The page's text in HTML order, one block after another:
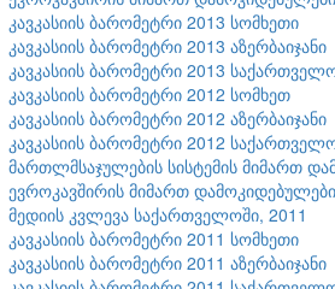
კავკასიის ბარომეტრი 2013 სომხეთი
კავკასიის ბარომეტრი 2013 აზერბაიჯანი
კავკასიის ბარომეტრი 2013
კავკასიის ბარომეტრი 2012 სომხეთ
კავკასიის ბარომეტრი 2012 აზერბაიჯანი
კავკასიის ბარომეტრი 2012
მართლმსაჯულების სისტემის მიმართ
ევროკავშირის მიმართ
მედიის კვლევა საქართველოში, 2011
კავკასიის ბარომეტრი 2011 სომხეთი
კავკასიის ბარომეტრი 2011 აზერბაიჯანი